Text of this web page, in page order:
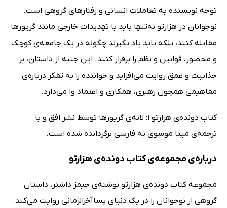
توجه نویسنده به تعاملات انسانی و رفتارهای گروهی است.
نوجوانان در هزارتو نه‌تنها باید با تهدیدات خارجی مانند گریورها
مقابله کنند، بلکه باید یاد بگیرند چگونه در یک جامعه‌ی کوچک
و محصور، قوانین و نظم را برقرار کنند. این جنبه از داستان، بر
جذابیت و عمق روایت می‌افزاید و خواننده را به تفکر درباره‌ی
مفاهیمی همچون رهبری، همکاری و اعتماد وا می‌دارد.
کتاب دونده‌ی هزارتو 1: لانه‌ی گریورها توسط نشر افق و با
ترجمه‌ی مینا موسوی به فارسی برگردانده شده است.
درباره‌ی مجموعه‌ی کتاب دونده‌ی هزارتو
مجموعه کتاب دونده‌ی هزارتو نوشته‌ی جیمز داشنر، داستان
گروهی از نوجوانان را در یک دنیای پساآخرالزمانی روایت می‌کند.